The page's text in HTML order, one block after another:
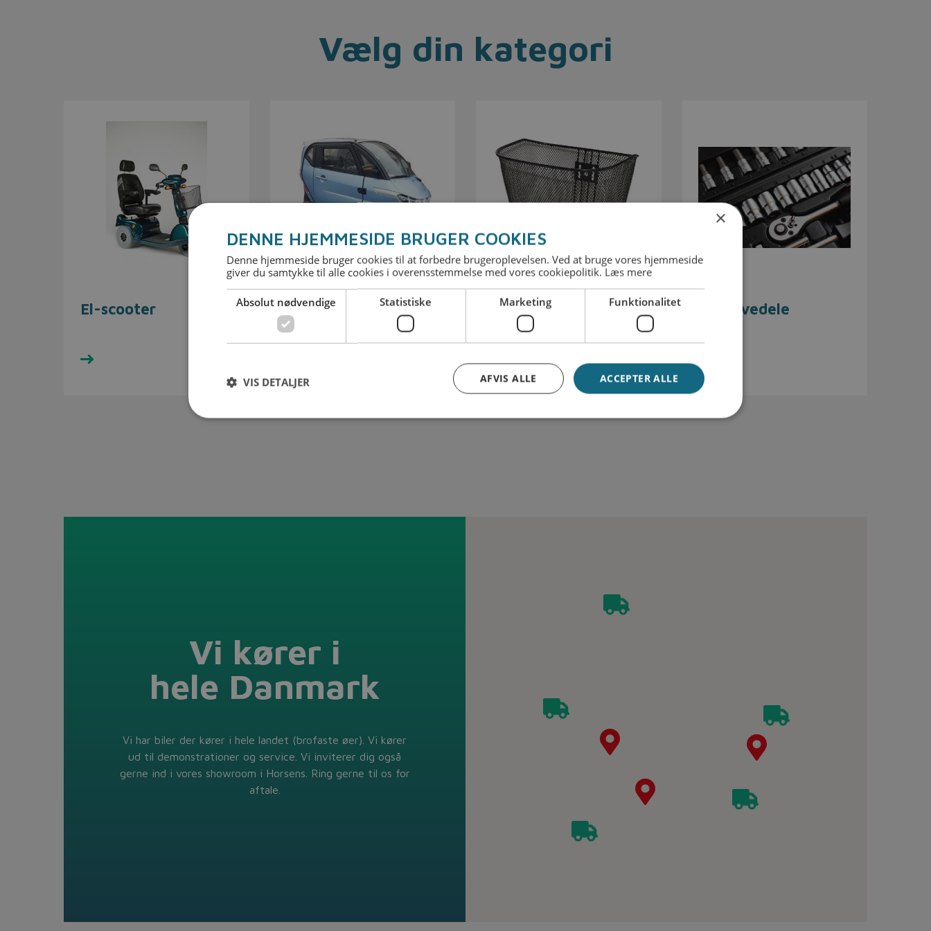
Vælg din kategori
El-scooter
Se udvalget her
Kabinescooter Tilbehør Reservedele
Vi kører i
hele Danmark
Vi har biler der kører i hele landet (brofaste øer). Vi kører
ud til demonstrationer og service. Vi inviterer dig også
gerne ind i vores showroom i Horsens. Ring gerne til os for
aftale.
×
DENNE HJEMMESIDE BRUGER COOKIES
Denne hjemmeside bruger cookies til at forbedre brugeroplevelsen. Ved at bruge vores hjemmeside
giver du samtykke til alle cookies i overensstemmelse med vores cookiepolitik. Læs mere
Absolut nødvendige Statistiske Marketing Funktionalitet
ACCEPTER ALLE
AFVIS ALLE
VIS DETALJER